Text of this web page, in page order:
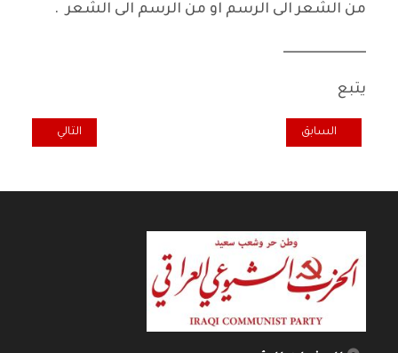
من الشعر الى الرسم او من الرسم الى الشعر .
ـــــــــــــــــــــــــــــــ
يتبع
المقال السابق: فضاء شعبي... لميعة عباس عمارة شاعرة شعبية
السابق المقال التالي:
التالي